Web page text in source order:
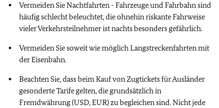
Vermeiden Sie Nachtfahrten - Fahrzeuge und Fahrbahn sind
häufig schlecht beleuchtet, die ohnehin riskante Fahrweise
vieler Verkehrsteilnehmer ist nachts besonders gefährlich.
Vermeiden Sie soweit wie möglich Langstreckenfahrten mit
der Eisenbahn.
Beachten Sie, dass beim Kauf von Zugtickets für Ausländer
gesonderte Tarife gelten, die grundsätzlich in
Fremdwährung (USD, EUR) zu begleichen sind. Nicht jede